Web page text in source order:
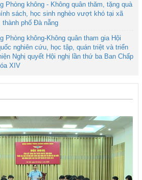
Phòng không - Không quân thăm, tặng quà
sách, học sinh nghèo vượt khó tại xã
thành phố Đà nẵng
Phòng không-Không quân tham gia Hội
nghiên cứu, học tập, quán triệt và triển
Nghị quyết Hội nghị lần thứ ba Ban Chấp
XIV